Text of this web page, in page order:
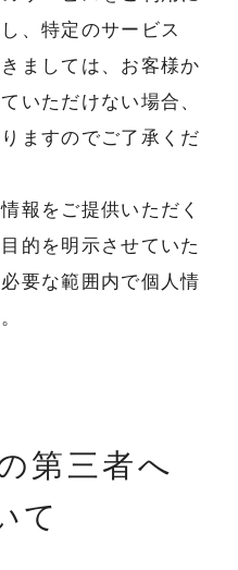
、特定のサービス
ましては、お客様か
いただけない場合、
ますのでご了承くだ
報をご提供いただく
的を明示させていた
要な範囲内で個人情
第三者へ
て